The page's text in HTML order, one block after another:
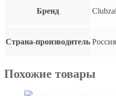
Бренд
Страна-производитель Россия
Похожие товары